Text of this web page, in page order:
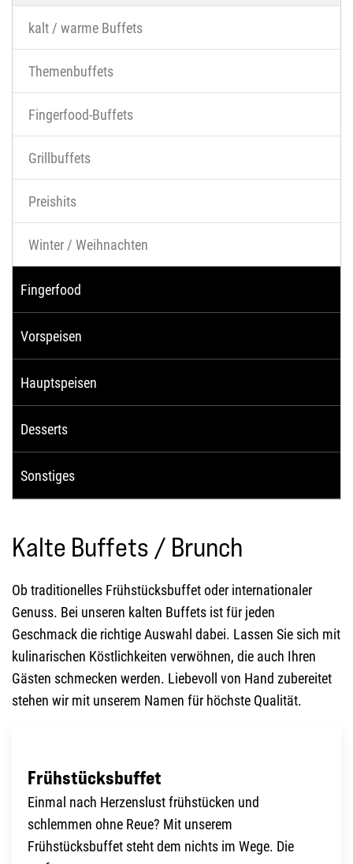
kalt / warme Buffets
Themenbuffets
Fingerfood-Buffets
Grillbuffets
Preishits
Winter / Weihnachten
Fingerfood
Vorspeisen
Hauptspeisen
Desserts
Sonstiges
Kalte Buffets / Brunch
Ob traditionelles Frühstücksbuffet oder internationaler
Genuss. Bei unseren kalten Buffets ist für jeden
Geschmack die richtige Auswahl dabei. Lassen Sie sich mit
kulinarischen Köstlichkeiten verwöhnen, die auch Ihren
Gästen schmecken werden. Liebevoll von Hand zubereitet
stehen wir mit unserem Namen für höchste Qualität.
Frühstücksbuffet
Einmal nach Herzenslust frühstücken und
schlemmen ohne Reue? Mit unserem
Frühstücksbuffet steht dem nichts im Wege. Die